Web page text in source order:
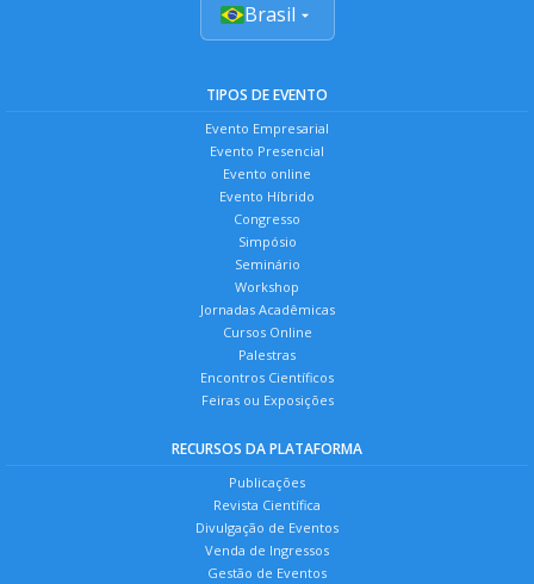
Brasil
TIPOS DE EVENTO
Evento Empresarial
Evento Presencial
Evento online
Evento Híbrido
Congresso
Simpósio
Seminário
Workshop
Jornadas Acadêmicas
Cursos Online
Palestras
Encontros Científicos
Feiras ou Exposições
RECURSOS DA PLATAFORMA
Publicações
Revista Científica
Divulgação de Eventos
Venda de Ingressos
Gestão de Eventos